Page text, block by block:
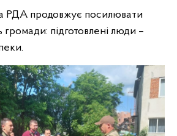
РДА продовжує посилювати
підготовлені люди –